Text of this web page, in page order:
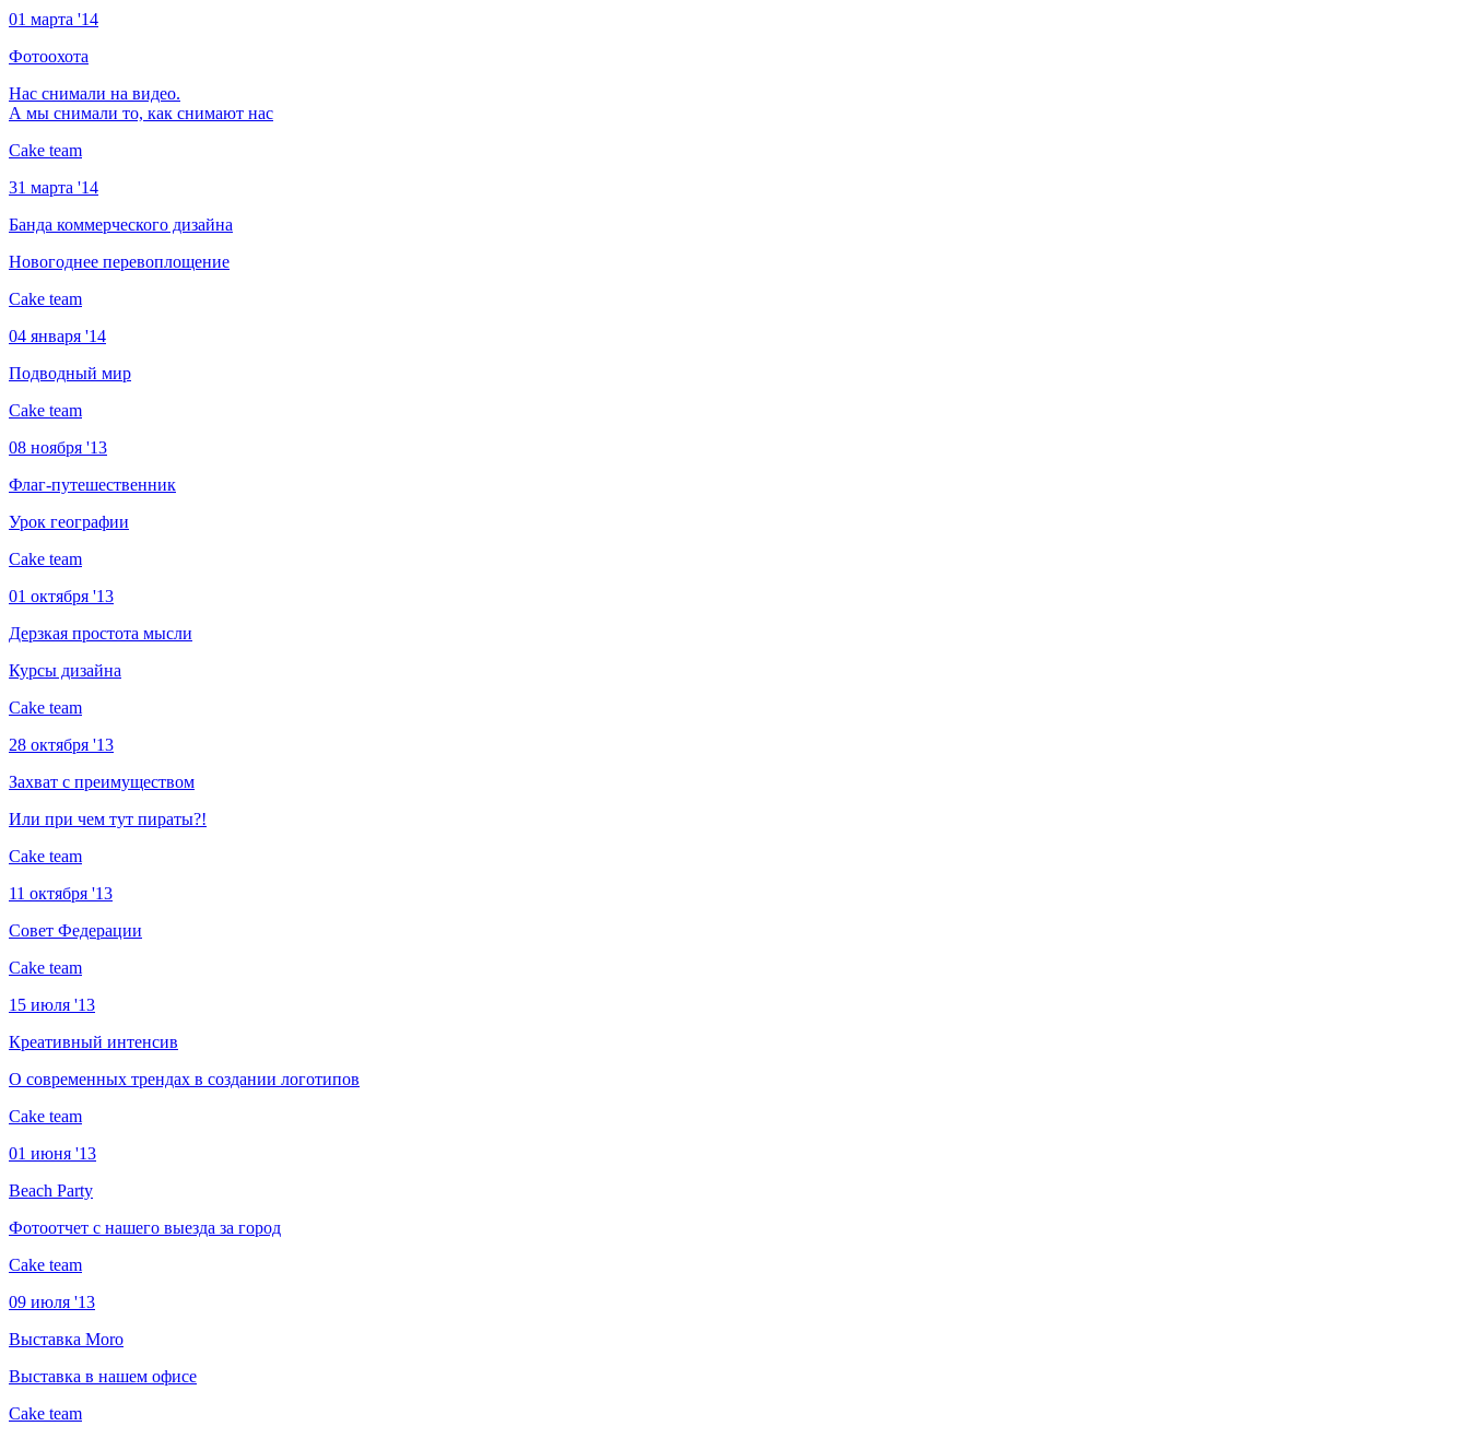
01 марта '14
Фотоохота
Нас снимали на видео.
А мы снимали то, как снимают нас
Cake team
31 марта '14
Банда коммерческого дизайна
Новогоднее перевоплощение
Cake team
04 января '14
Подводный мир
Cake team
08 ноября '13
Флаг-путешественник
Урок географии
Cake team
01 октября '13
Дерзкая простота мысли
Курсы дизайна
Cake team
28 октября '13
Захват с преимуществом
Или при чем тут пираты?!
Cake team
11 октября '13
Совет Федерации
Cake team
15 июля '13
Креативный интенсив
О современных трендах в создании логотипов
Cake team
01 июня '13
Beach Party
Фотоотчет с нашего выезда за город
Cake team
09 июля '13
Выставка Moro
Выставка в нашем офисе
Cake team